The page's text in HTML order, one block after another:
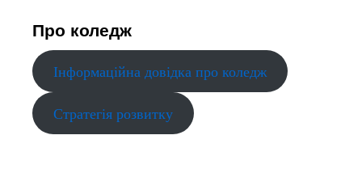
Про коледж
Інформаційна довідка про коледж
Стратегія розвитку